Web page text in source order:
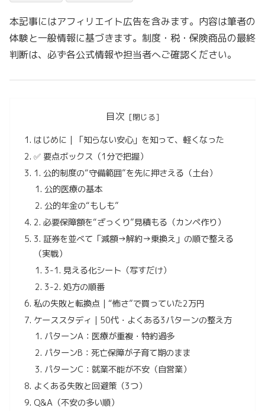
本記事にはアフィリエイト広告を含みます。内容は筆者の
体験と一般情報に基づきます。制度・税・保険商品の最終
判断は、必ず各公式情報や担当者へご確認ください。
目次
はじめに｜「知らない安心」を知って、軽くなった
✅ 要点ボックス（1分で把握）
1. 公的制度の“守備範囲”を先に押さえる（土台）
公的医療の基本
公的年金の“もしも”
2. 必要保障額を“ざっくり”見積もる（カンペ作り）
3. 証券を並べて「減額→解約→乗換え」の順で整える
（実戦）
3-1. 見える化シート（写すだけ）
3-2. 処方の順番
私の失敗と転換点｜“怖さ”で買っていた2万円
ケーススタディ｜50代・よくある3パターンの整え方
パターンA：医療が重複・特約過多
パターンB：死亡保障が子育て期のまま
パターンC：就業不能が不安（自営業）
よくある失敗と回避策（3つ）
Q&A（不安の多い順）